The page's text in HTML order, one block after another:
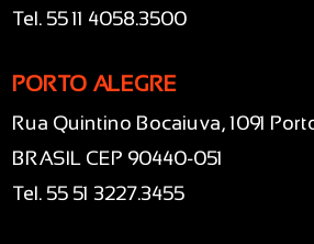
Tel. 55 11 4058.3500
PORTO ALEGRE
Rua Quintino Bocaiuva, 1091
BRASIL CEP 90440-051
Tel. 55 51 3227.3455